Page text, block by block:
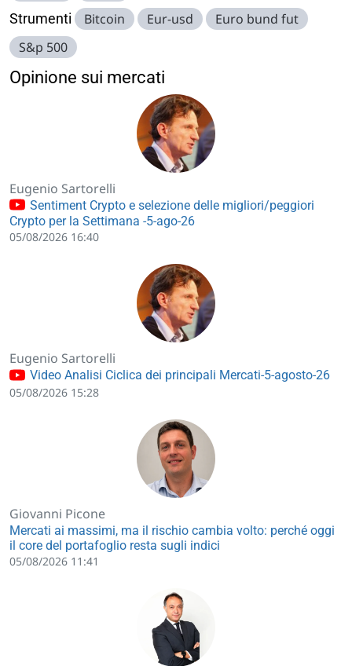
Strumenti Bitcoin Eur-usd
Euro bund fut
S&p 500
Opinione sui mercati
Eugenio Sartorelli
Sentiment Crypto e selezione delle migliori/peggiori
Crypto per la Settimana -5-ago-26
05/08/2026 16:40
Eugenio Sartorelli
Video Analisi Ciclica dei principali Mercati-5-agosto-26
05/08/2026 15:28
Giovanni Picone
Mercati ai massimi, ma il rischio cambia volto: perché oggi
il core del portafoglio resta sugli indici
05/08/2026 11:41